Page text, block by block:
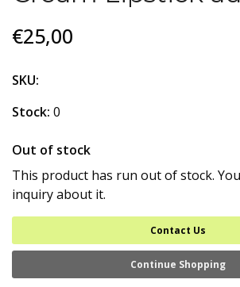
€25,00
SKU:
Stock: 0
Out of stock
This product has run out of stock.
inquiry about it.
Contact Us
Continue Shopping